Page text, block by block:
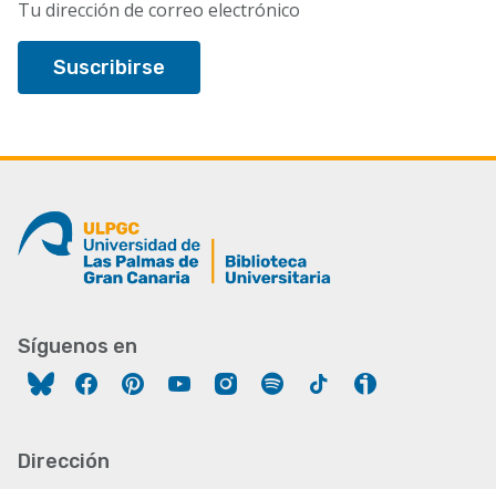
Tu dirección de correo electrónico
Síguenos en
FacebookPinterestYouTubeInstagram
Spotify Tiktok
Dirección